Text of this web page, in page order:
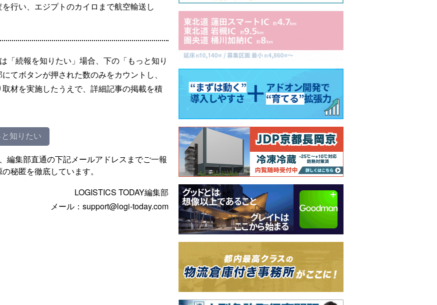
行い、エジプトのカイロまで航空輸送し
「続報を知りたい」場合、下の「もっと知り
てボタンが押された数のみをカウントし、
材を実施したうえで、詳細記事の掲載を積
と知りたい
編集部直通の下記メールアドレスまでご一報
秘匿を徹底しています。
LOGISTICS TODAY編集部
メール：support@logi-today.com